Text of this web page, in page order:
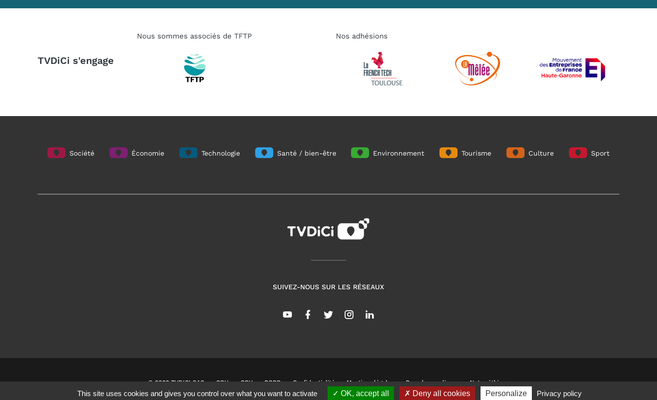
TVDiCi s'engage
Nous sommes associés de TFTP Nos adhésions
Société Économie Technologie Santé / bien-être Environnement Tourisme Culture Sport
SUIVEZ-NOUS SUR LES RÉSEAUX
© 2022 TVDICI SAS CGU CGV RGPD Confidentialité Mentions légales Dans les coulisses Notre éthique
This site uses cookies and gives you control over what you want to activate OK, accept all Deny all cookies Personalize Privacy policy